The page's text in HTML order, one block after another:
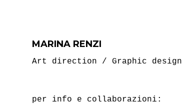
MARINA RENZI
Art direction / Graphic design
per info e collaborazioni: